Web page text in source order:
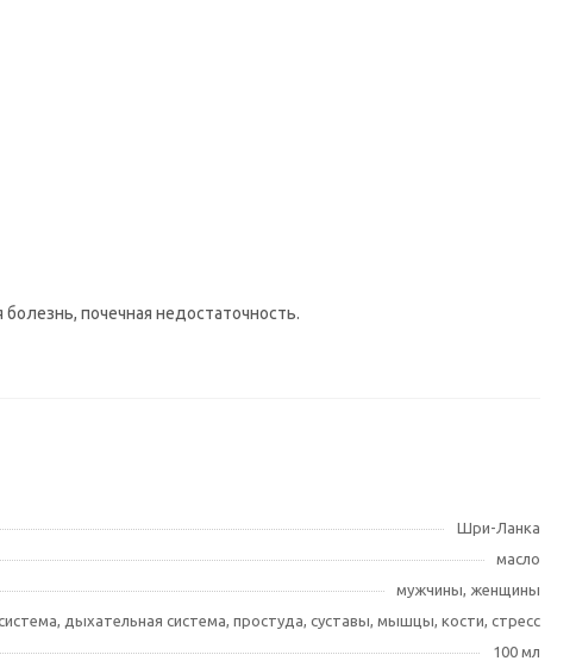
почечная недостаточность.
Шри-Ланка
масло
мужчины, женщины
дыхательная система, простуда, суставы, мышцы, кости, стресс
100 мл